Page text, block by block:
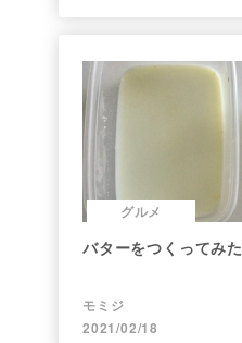
グルメ
バターをつくってみた
モミジ
2021/02/18